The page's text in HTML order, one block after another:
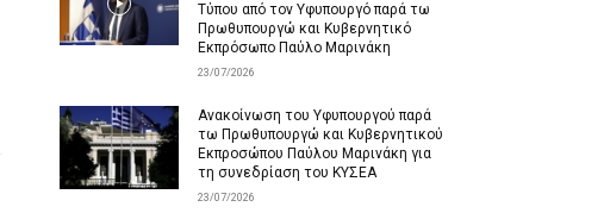
Τύπου από τον Υφυπουργό παρά τω
Πρωθυπουργώ και Κυβερνητικό
Εκπρόσωπο Παύλο Μαρινάκη
23/07/2026
Ανακοίνωση του Υφυπουργού παρά
τω Πρωθυπουργώ και Κυβερνητικού
Εκπροσώπου Παύλου Μαρινάκη για
τη συνεδρίαση του ΚΥΣΕΑ
23/07/2026